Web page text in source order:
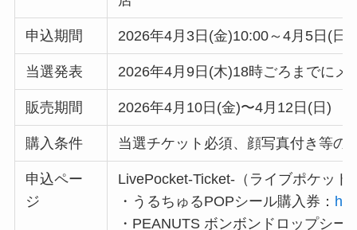
申込期間 2026年4月3日(金)10:00～4月5日(日
当選発表 2026年4月9日(木)18時ごろまでにメ
販売期間 2026年4月10日(金)〜4月12日(日)
購入条件 当選チケット必須、顔写真付き等の
申込ペー
ジ
LivePocket-Ticket-（ライブポケット
・うるちゅるPOPシール購入券：
・PEANUTS ボンボンドロップシー